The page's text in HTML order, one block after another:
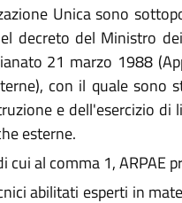
Unica sono
decreto del Ministro
21 marzo 1988
con il quale sono
e dell'esercizio
esterne.
al comma 1, ARPAE
abilitati esperti in